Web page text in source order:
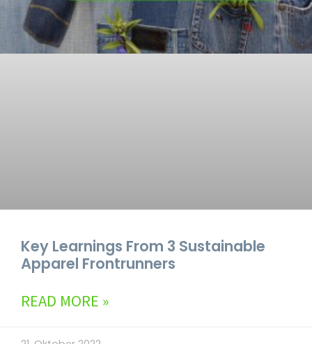
Key Learnings From 3 Sustainable
Apparel Frontrunners
READ MORE »